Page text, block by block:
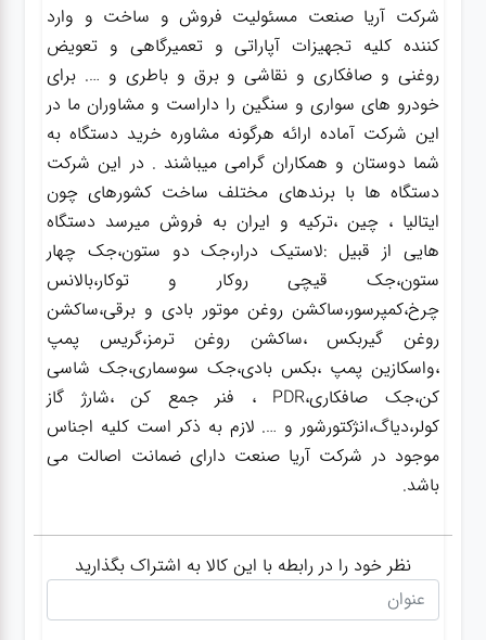
شرکت آریا صنعت مسئولیت فروش و ساخت و وارد
کننده کلیه تجهیزات آپاراتی و تعمیرگاهی و تعویض
روغنی و صافکاری و نقاشی و برق و باطری و …. برای
خودرو های سواری و سنگین را داراست و مشاوران ما در
این شرکت آماده ارائه هرگونه مشاوره خرید دستگاه به
شما دوستان و همکاران گرامی میباشند . در این شرکت
دستگاه ها با برندهای مختلف ساخت کشورهای چون
ایتالیا ، چین ،ترکیه و ایران به فروش میرسد دستگاه
هایی از قبیل :لاستیک درار،جک دو ستون،جک چهار
ستون،جک قیچی روکار و توکار،بالانس
چرخ،کمپرسور،ساکشن روغن موتور بادی و برقی،ساکشن
روغن گیربکس ،ساکشن روغن ترمز،گریس پمپ
،واسکازین پمپ ،بکس بادی،جک سوسماری،جک شاسی
کن،جک صافکاری،PDR ، فنر جمع کن ،شارژ گاز
کولر،دیاگ،انژکتورشور و …. لازم به ذکر است کلیه اجناس
موجود در شرکت آریا صنعت دارای ضمانت اصالت می
باشد.
نظر خود را در رابطه با این کالا به اشتراک بگذارید